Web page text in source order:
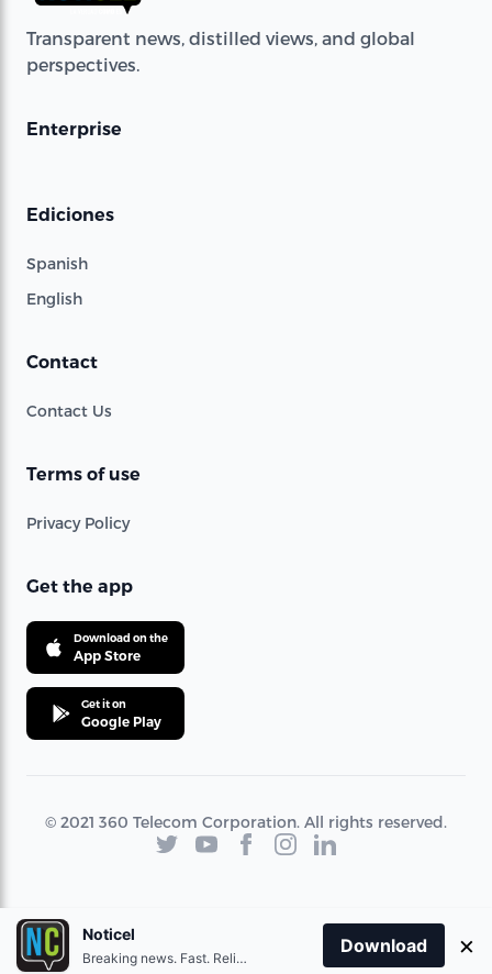
Transparent news, distilled views, and global
perspectives.
Enterprise
Ediciones
Spanish
English
Contact
Contact Us
Terms of use
Privacy Policy
Get the app
Download on the
App Store
Get it on
Google Play
© 2021 360 Telecom Corporation. All rights reserved.
Noticel
Breaking news. Fast. Reliable.
Download ×